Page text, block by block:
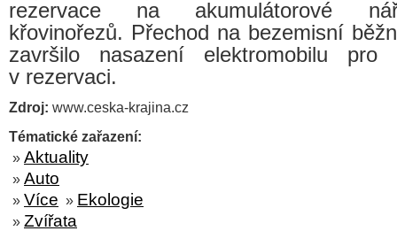
rezervace na akumulátorové
křovinořezů. Přechod na bezemisní
završilo nasazení elektromobilu pro
v rezervaci.
Zdroj: www.ceska-krajina.cz
Tématické zařazení:
» Aktuality
» Auto
» Více » Ekologie
» Zvířata